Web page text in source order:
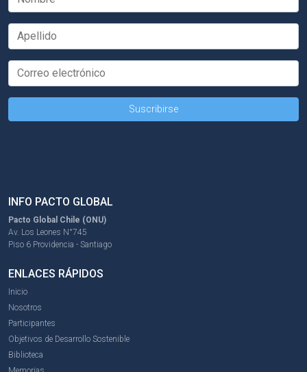
INFO PACTO GLOBAL
Pacto Global Chile (ONU)
Av. Los Leones N°745
Piso 6 Providencia - Santiago
ENLACES RÁPIDOS
Inicio
Nosotros
Participantes
Objetivos de Desarrollo Sostenible
Biblioteca